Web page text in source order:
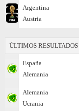
Argentina
Austria
ÚLTIMOS RESULTADOS
España
Alemania
Alemania
Ucrania